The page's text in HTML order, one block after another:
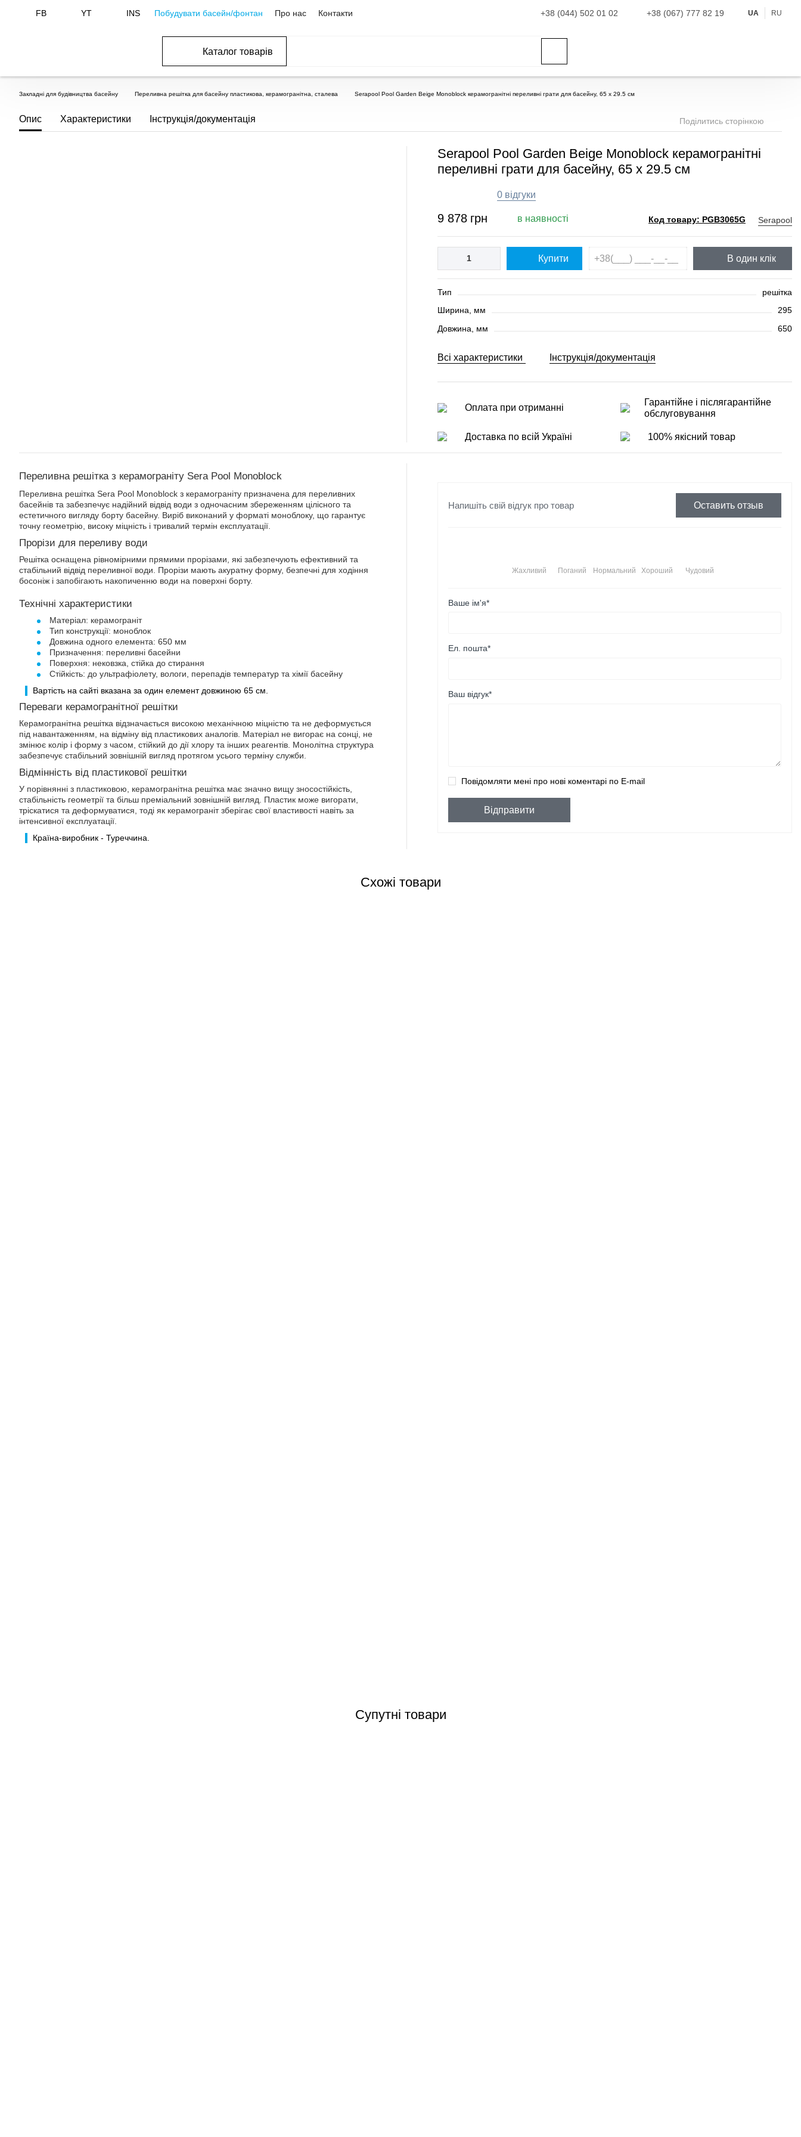
FB YT INS Побудувати басейн/фонтан Про нас Контакти +38 (044) 502 01 02 +38 (067) 777 82 19 UA RU
Каталог товарів
Закладні для будівництва басейну Переливна решітка для басейну пластикова, керамогранітна, сталева Serapool Pool Garden Beige Monoblock керамогранітні переливні грати для басейну, 65 x 29.5 см
Опис Характеристики Інструкція/документація Поділитись сторінкою
Serapool Pool Garden Beige Monoblock керамогранітні
переливні грати для басейну, 65 x 29.5 см
0 відгуки
9 878 грн в наявності Код товару: PGB3065G Serapool
Купити В один клік
Тип решітка
Ширина, мм 295
Довжина, мм 650
Всі характеристики Інструкція/документація
Оплата при отриманні
Гарантійне і післягарантійне
обслуговування
Доставка по всій Україні 100% якісний товар
Переливна решітка з керамограніту Sera Pool Monoblock
Переливна решітка Sera Pool Monoblock з керамограніту призначена для переливних
басейнів та забезпечує надійний відвід води з одночасним збереженням цілісного та
естетичного вигляду борту басейну. Виріб виконаний у форматі моноблоку, що гарантує
точну геометрію, високу міцність і тривалий термін експлуатації.
Прорізи для переливу води
Решітка оснащена рівномірними прямими прорізами, які забезпечують ефективний та
стабільний відвід переливної води. Прорізи мають акуратну форму, безпечні для ходіння
босоніж і запобігають накопиченню води на поверхні борту.
Технічні характеристики
Матеріал: керамограніт
Тип конструкції: моноблок
Довжина одного елемента: 650 мм
Призначення: переливні басейни
Поверхня: нековзка, стійка до стирання
Стійкість: до ультрафіолету, вологи, перепадів температур та хімії басейну
Вартість на сайті вказана за один елемент довжиною 65 см.
Переваги керамогранітної решітки
Керамогранітна решітка відзначається високою механічною міцністю та не деформується
під навантаженням, на відміну від пластикових аналогів. Матеріал не вигорає на сонці, не
змінює колір і форму з часом, стійкий до дії хлору та інших реагентів. Монолітна структура
забезпечує стабільний зовнішній вигляд протягом усього терміну служби.
Відмінність від пластикової решітки
У порівнянні з пластиковою, керамогранітна решітка має значно вищу зносостійкість,
стабільність геометрії та більш преміальний зовнішній вигляд. Пластик може вигорати,
тріскатися та деформуватися, тоді як керамограніт зберігає свої властивості навіть за
інтенсивної експлуатації.
Країна-виробник - Туреччина.
Напишіть свій відгук про товар Оставить отзыв
Чудовий
Хороший
Нормальний
Поганий
Жахливий
Ваше ім'я*
Ел. пошта*
Ваш відгук*
Повідомляти мені про нові коментарі по E-mail
Відправити
Схожі товари
Супутні товари